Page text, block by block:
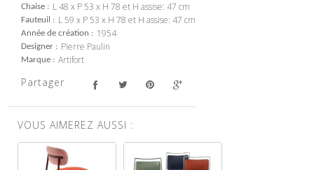
Chaise L 48 x P 53 x H 78 et H assise: 47 cm
Fauteuil L 59 x P 53 x H 78 et H assise: 47 cm
Année de création 1954
Designer Pierre Paulin
Marque Artifort
Partager
VOUS AIMEREZ AUSSI :